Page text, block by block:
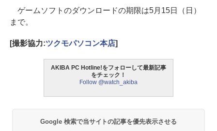
ゲームソフトのダウンロードの期限は5月15日（日）
まで。
[撮影協力:ツクモパソコン本店]
AKIBA PC Hotline!をフォローして最新記事
をチェック！
Follow @watch_akiba
Google 検索で当サイトの記事を優先表示させる